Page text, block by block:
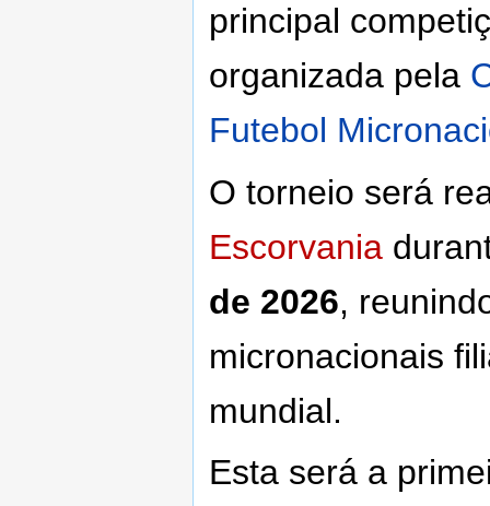
principal
organizada pela
Futebol
O torneio será
Escorvania
de 2026,
micronacionais
mundial.
Esta será a